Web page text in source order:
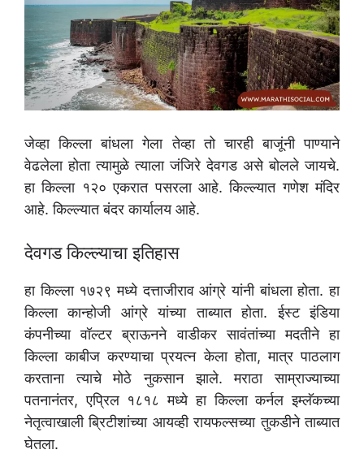
जेव्हा किल्ला बांधला गेला तेव्हा तो चारही बाजूंनी पाण्याने
वेढलेला होता त्यामुळे त्याला जंजिरे देवगड असे बोलले जायचे.
हा किल्ला १२० एकरात पसरला आहे. किल्ल्यात गणेश मंदिर
आहे. किल्ल्यात बंदर कार्यालय आहे.
देवगड किल्ल्याचा इतिहास
हा किल्ला १७२९ मध्ये दत्ताजीराव आंग्रे यांनी बांधला होता. हा
किल्ला कान्होजी आंग्रे यांच्या ताब्यात होता. ईस्ट इंडिया
कंपनीच्या वॉल्टर ब्राऊनने वाडीकर सावंतांच्या मदतीने हा
किल्ला काबीज करण्याचा प्रयत्न केला होता, मात्र पाठलाग
करताना त्याचे मोठे नुकसान झाले. मराठा साम्राज्याच्या
पतनानंतर, एप्रिल १८१८ मध्ये हा किल्ला कर्नल इम्लॅकच्या
नेतृत्वाखाली ब्रिटीशांच्या आयव्ही रायफल्सच्या तुकडीने ताब्यात
घेतला.